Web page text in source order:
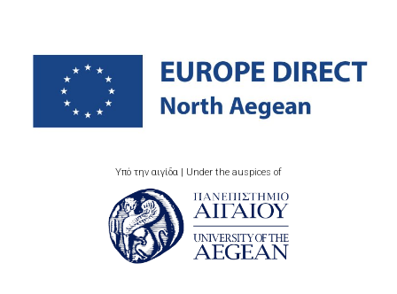
Υπό την αιγίδα | Under the auspices of